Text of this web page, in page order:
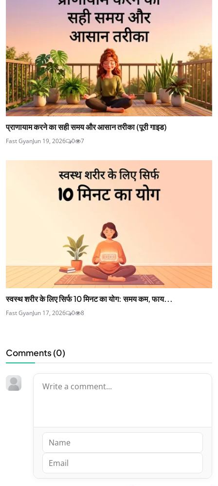
प्राणायाम करने का सही समय और आसान तरीका (पूरी गाइड)
Fast GyanJun 19, 2026 0 7
स्वस्थ शरीर के लिए सिर्फ 10 मिनट का योग: समय कम, फाय...
Fast GyanJun 17, 2026 0 8
Comments (0)